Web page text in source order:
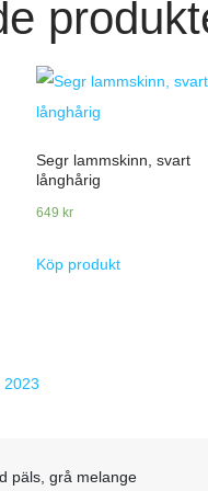
Segr lammskinn, svart
långhårig
649 kr
Köp produkt
2023
päls, grå melange